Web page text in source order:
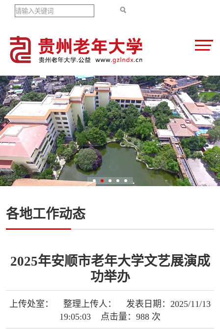
各地工作动态
2025年安顺市老年大学文艺展演成
功举办
上传处室： 整理上传人： 发表日期：2025/11/13
19:05:03 点击量：988 次